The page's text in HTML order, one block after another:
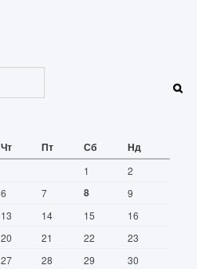
Чт Пт Сб Нд
1
2
6 7 8
9
13 14 15
16
20 21 22
23
27 28 29
30